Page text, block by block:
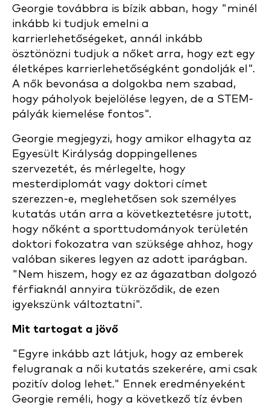
Georgie továbbra is bízik abban, hogy "minél
inkább ki tudjuk emelni a
karrierlehetőségeket, annál inkább
ösztönözni tudjuk a nőket arra, hogy ezt egy
életképes karrierlehetőségként gondolják el".
A nők bevonása a dolgokba nem szabad,
hogy páholyok bejelölése legyen, de a STEM-
pályák kiemelése fontos".
Georgie megjegyzi, hogy amikor elhagyta az
Egyesült Királyság doppingellenes
szervezetét, és mérlegelte, hogy
mesterdiplomát vagy doktori címet
szerezzen-e, meglehetősen sok személyes
kutatás után arra a következtetésre jutott,
hogy nőként a sporttudományok területén
doktori fokozatra van szüksége ahhoz, hogy
valóban sikeres legyen az adott iparágban.
"Nem hiszem, hogy ez az ágazatban dolgozó
férfiaknál annyira tükröződik, de ezen
igyekszünk változtatni".
Mit tartogat a jövő
"Egyre inkább azt látjuk, hogy az emberek
felugranak a női kutatás szekerére, ami csak
pozitív dolog lehet." Ennek eredményeként
Georgie reméli, hogy a következő tíz évben